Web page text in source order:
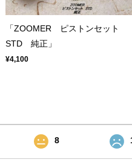
「ZOOMER ピストンセット
STD 純正」
¥4,100
8